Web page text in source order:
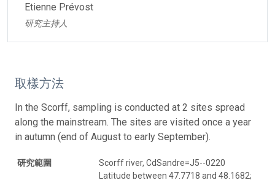
Etienne Prévost
研究主持人
取樣方法
In the Scorff, sampling is conducted at 2 sites spread
along the mainstream. The sites are visited once a year
in autumn (end of August to early September).
研究範圍
Scorff river, CdSandre=J5--0220
Latitude between 47.7718 and 48.1682;